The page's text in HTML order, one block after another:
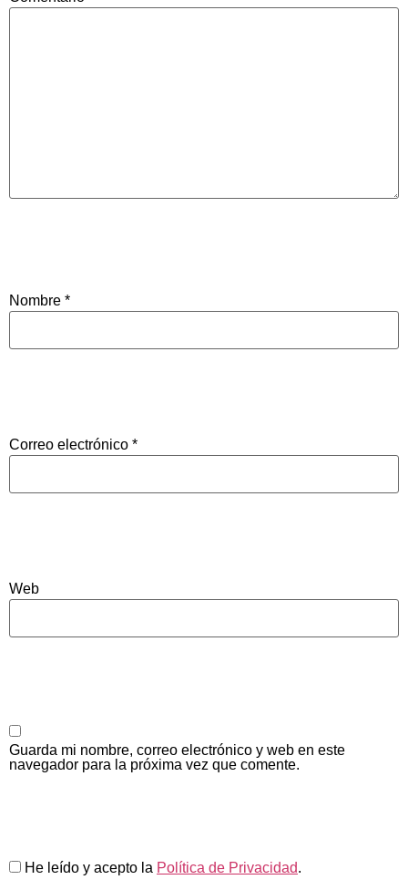
Nombre *
Correo electrónico *
Web
Guarda mi nombre, correo electrónico y web en este
navegador para la próxima vez que comente.
He leído y acepto la Política de Privacidad.